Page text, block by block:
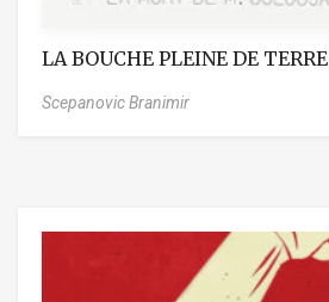
LA BOUCHE PLEINE DE TERRE
Scepanovic Branimir